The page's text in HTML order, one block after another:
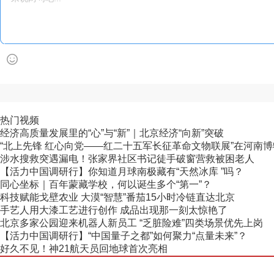
热门视频
经济高质量发展里的“心”与“新”｜北京经济“向新”突破
“北上先锋 红心向党——红二十五军长征革命文物联展”在河南
涉水搜救突遇漏电！张家界社区书记徒手破窗营救被困老人
【活力中国调研行】你知道月球南极藏有“天然冰库 ”吗？
同心坐标｜百年蒙藏学校，何以诞生多个“第一”？
科技赋能戈壁农业 大漠“智慧”番茄15小时冷链直达北京
手艺人用大漆工艺进行创作 成品出现那一刻太惊艳了
北京多家公园迎来机器人新员工 “乏脏险难”四类场景优先上岗
【活力中国调研行】“中国量子之都”如何聚力“点量未来”？
好久不见！神21航天员回地球首次亮相